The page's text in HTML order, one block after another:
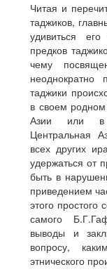
Читая и
таджиков,
удивиться
предков
чему
таджики
в своем
Азии или в
Центральная
всех других
удержаться от
быть в
приведением
этого
самого
выводы и
вопросу,
этнического